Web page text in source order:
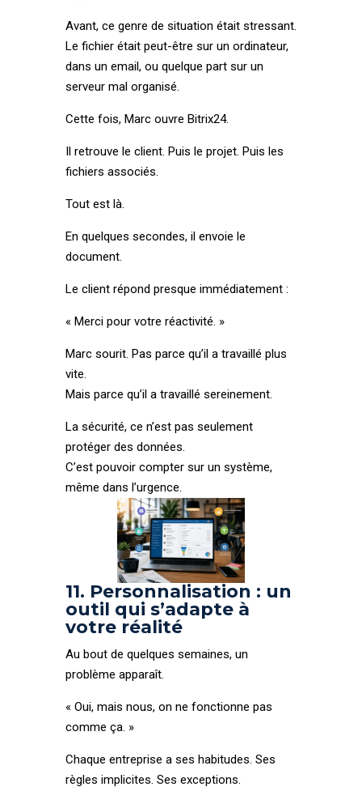
Avant, ce genre de situation était stressant.
Le fichier était peut-être sur un ordinateur,
dans un email, ou quelque part sur un
serveur mal organisé.
Cette fois, Marc ouvre Bitrix24.
Il retrouve le client. Puis le projet. Puis les
fichiers associés.
Tout est là.
En quelques secondes, il envoie le
document.
Le client répond presque immédiatement :
« Merci pour votre réactivité. »
Marc sourit. Pas parce qu’il a travaillé plus
vite.
Mais parce qu’il a travaillé sereinement.
La sécurité, ce n’est pas seulement
protéger des données.
C’est pouvoir compter sur un système,
même dans l’urgence.
11. Personnalisation : un
outil qui s’adapte à
votre réalité
Au bout de quelques semaines, un
problème apparaît.
« Oui, mais nous, on ne fonctionne pas
comme ça. »
Chaque entreprise a ses habitudes. Ses
règles implicites. Ses exceptions.